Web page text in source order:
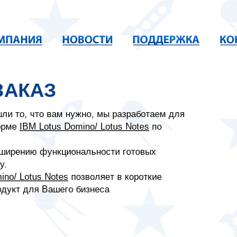
то, что вам нужно, мы разработаем для
IBM Lotus Domino/ Lotus Notes по
функциональности готовых
Lotus Notes позволяет в короткие
для Вашего бизнеса